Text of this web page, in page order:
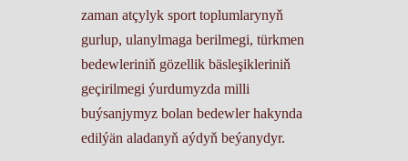
zaman atçylyk sport toplumlarynyň
gurlup, ulanylmaga berilmegi, türkmen
bedewleriniň gözellik bäsleşikleriniň
geçirilmegi ýurdumyzda milli
buýsanjymyz bolan bedewler hakynda
edilýän aladanyň aýdyň beýanydyr.